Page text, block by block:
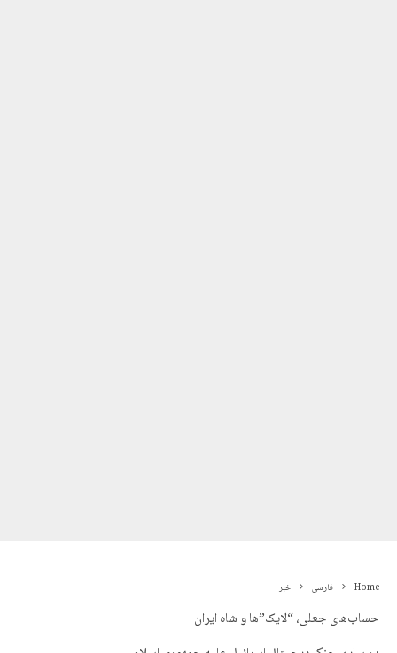
Home فارسی خبر
حساب‌های جعلی، “لایک”ها و شاه ایران